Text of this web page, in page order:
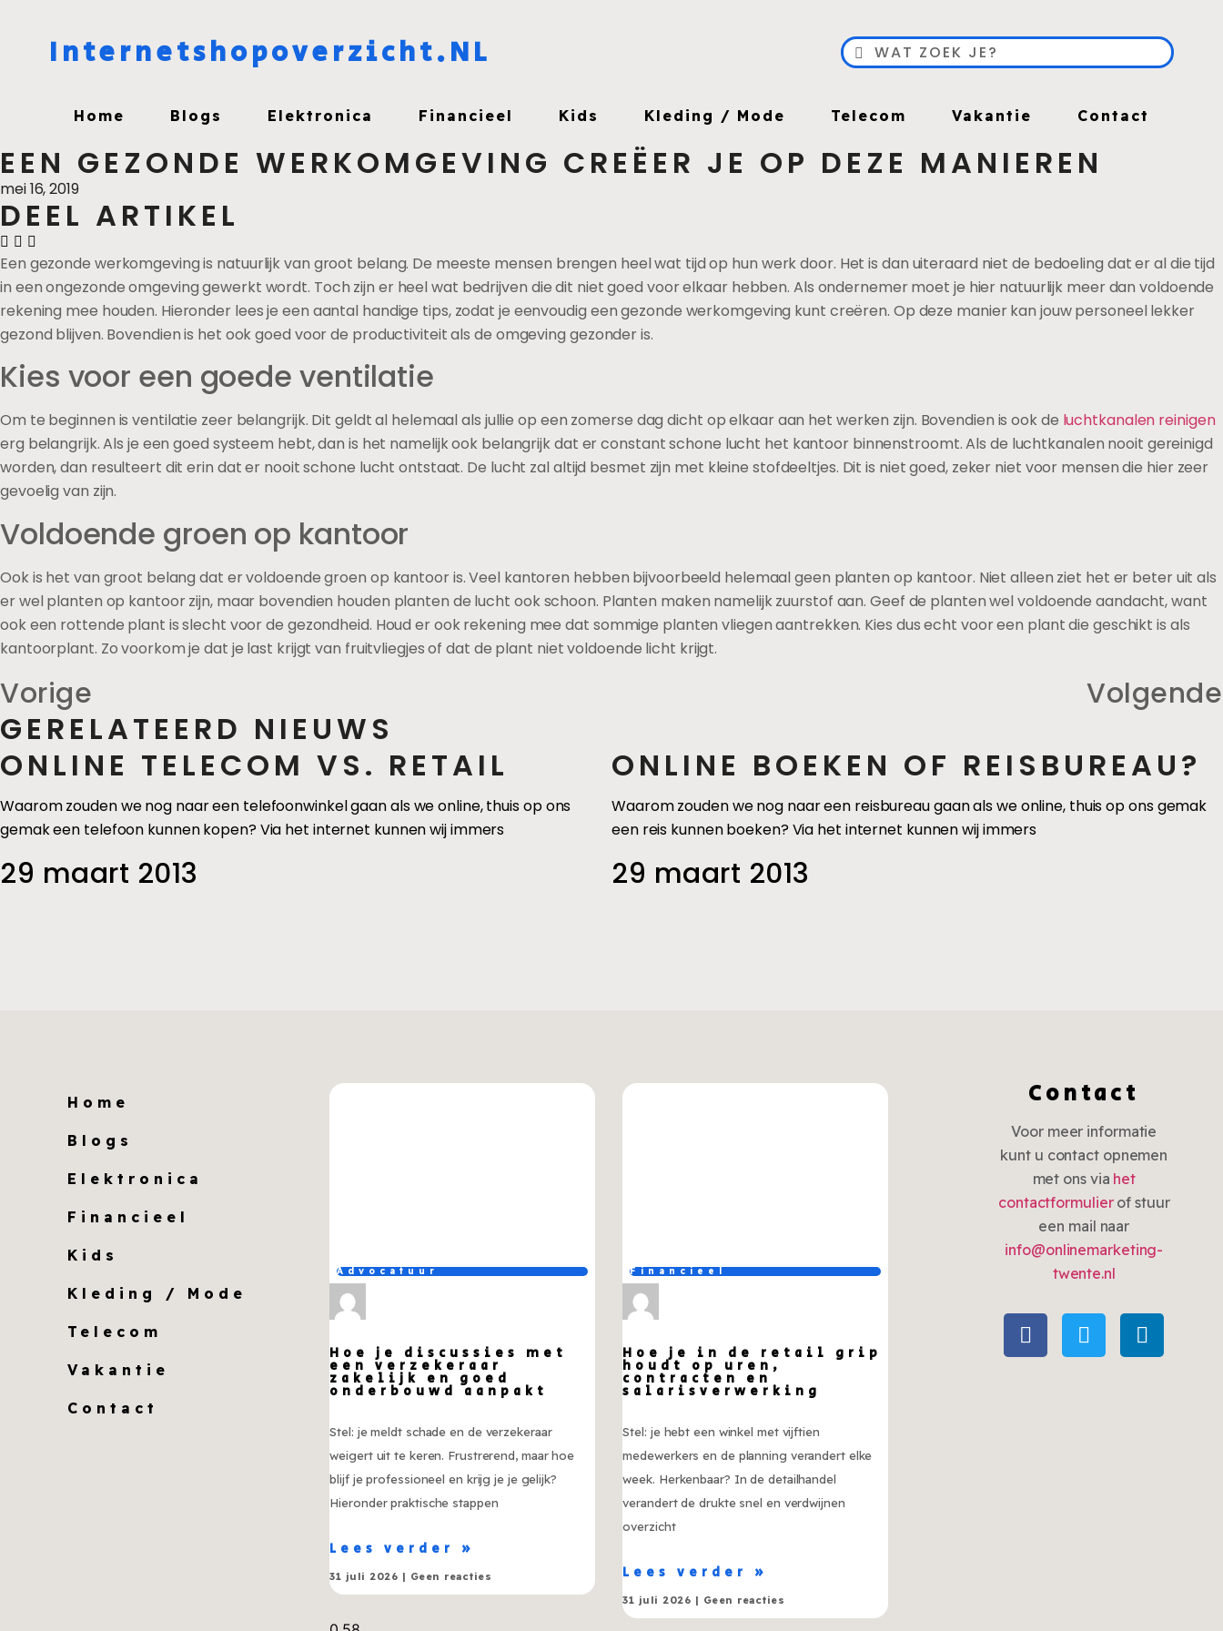
Internetshopoverzicht.NL
Home Blogs Elektronica Financieel Kids Kleding / Mode Telecom Vakantie Contact
EEN GEZONDE WERKOMGEVING CREËER JE OP DEZE MANIEREN
mei 16, 2019
DEEL ARTIKEL
Een gezonde werkomgeving is natuurlijk van groot belang. De meeste mensen brengen heel wat tijd op hun werk door. Het is dan uiteraard niet de bedoeling dat er al die tijd
in een ongezonde omgeving gewerkt wordt. Toch zijn er heel wat bedrijven die dit niet goed voor elkaar hebben. Als ondernemer moet je hier natuurlijk meer dan voldoende
rekening mee houden. Hieronder lees je een aantal handige tips, zodat je eenvoudig een gezonde werkomgeving kunt creëren. Op deze manier kan jouw personeel lekker
gezond blijven. Bovendien is het ook goed voor de productiviteit als de omgeving gezonder is.
Kies voor een goede ventilatie
Om te beginnen is ventilatie zeer belangrijk. Dit geldt al helemaal als jullie op een zomerse dag dicht op elkaar aan het werken zijn. Bovendien is ook de luchtkanalen reinigen
erg belangrijk. Als je een goed systeem hebt, dan is het namelijk ook belangrijk dat er constant schone lucht het kantoor binnenstroomt. Als de luchtkanalen nooit gereinigd
worden, dan resulteert dit erin dat er nooit schone lucht ontstaat. De lucht zal altijd besmet zijn met kleine stofdeeltjes. Dit is niet goed, zeker niet voor mensen die hier zeer
gevoelig van zijn.
Voldoende groen op kantoor
Ook is het van groot belang dat er voldoende groen op kantoor is. Veel kantoren hebben bijvoorbeeld helemaal geen planten op kantoor. Niet alleen ziet het er beter uit als
er wel planten op kantoor zijn, maar bovendien houden planten de lucht ook schoon. Planten maken namelijk zuurstof aan. Geef de planten wel voldoende aandacht, want
ook een rottende plant is slecht voor de gezondheid. Houd er ook rekening mee dat sommige planten vliegen aantrekken. Kies dus echt voor een plant die geschikt is als
kantoorplant. Zo voorkom je dat je last krijgt van fruitvliegjes of dat de plant niet voldoende licht krijgt.
Vorige Volgende
GERELATEERD NIEUWS
ONLINE TELECOM VS. RETAIL
Waarom zouden we nog naar een telefoonwinkel gaan als we online, thuis op ons
gemak een telefoon kunnen kopen? Via het internet kunnen wij immers
29 maart 2013
ONLINE BOEKEN OF REISBUREAU?
Waarom zouden we nog naar een reisbureau gaan als we online, thuis op ons gemak
een reis kunnen boeken? Via het internet kunnen wij immers
29 maart 2013
Home
Blogs
Elektronica
Financieel
Kids
Kleding / Mode
Telecom
Vakantie
Contact
Advocatuur
Hoe je discussies met
een verzekeraar
zakelijk en goed
onderbouwd aanpakt
Stel: je meldt schade en de verzekeraar
weigert uit te keren. Frustrerend, maar hoe
blijf je professioneel en krijg je je gelijk?
Hieronder praktische stappen
Lees verder »
31 juli 2026 Geen reacties
Financieel
Hoe je in de retail grip
houdt op uren,
contracten en
salarisverwerking
Stel: je hebt een winkel met vijftien
medewerkers en de planning verandert elke
week. Herkenbaar? In de detailhandel
verandert de drukte snel en verdwijnen
overzicht
Lees verder »
31 juli 2026 Geen reacties
Contact
Voor meer informatie
kunt u contact opnemen
met ons via het
contactformulierof stuur
een mail naar
info@onlinemarketing-
twente.nl